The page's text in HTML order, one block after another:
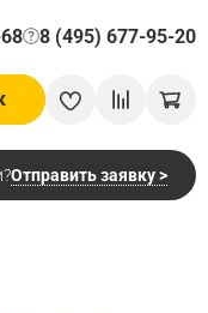
8 (495) 677-95-20
?
Отправить заявку >